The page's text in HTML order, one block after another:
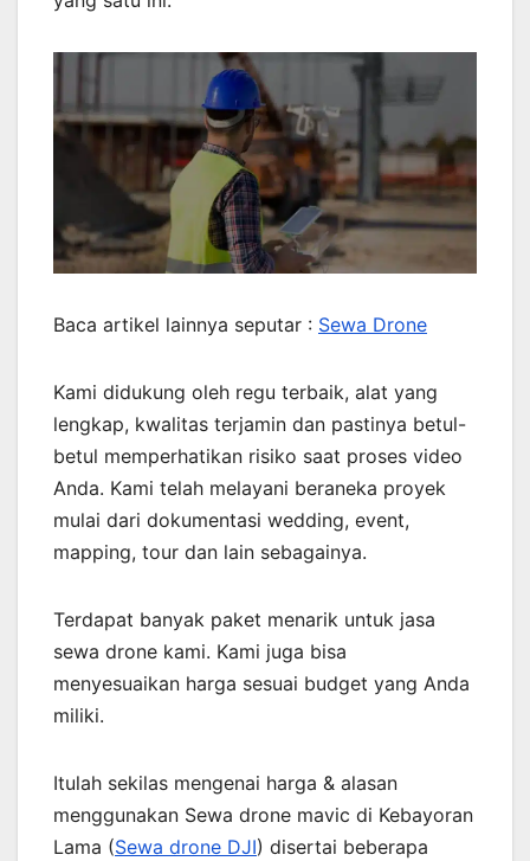
Baca artikel lainnya seputar : Sewa Drone
Kami didukung oleh regu terbaik, alat yang
lengkap, kwalitas terjamin dan pastinya betul-
betul memperhatikan risiko saat proses video
Anda. Kami telah melayani beraneka proyek
mulai dari dokumentasi wedding, event,
mapping, tour dan lain sebagainya.
Terdapat banyak paket menarik untuk jasa
sewa drone kami. Kami juga bisa
menyesuaikan harga sesuai budget yang Anda
miliki.
Itulah sekilas mengenai harga & alasan
menggunakan Sewa drone mavic di Kebayoran
Lama (Sewa drone DJI) disertai beberapa